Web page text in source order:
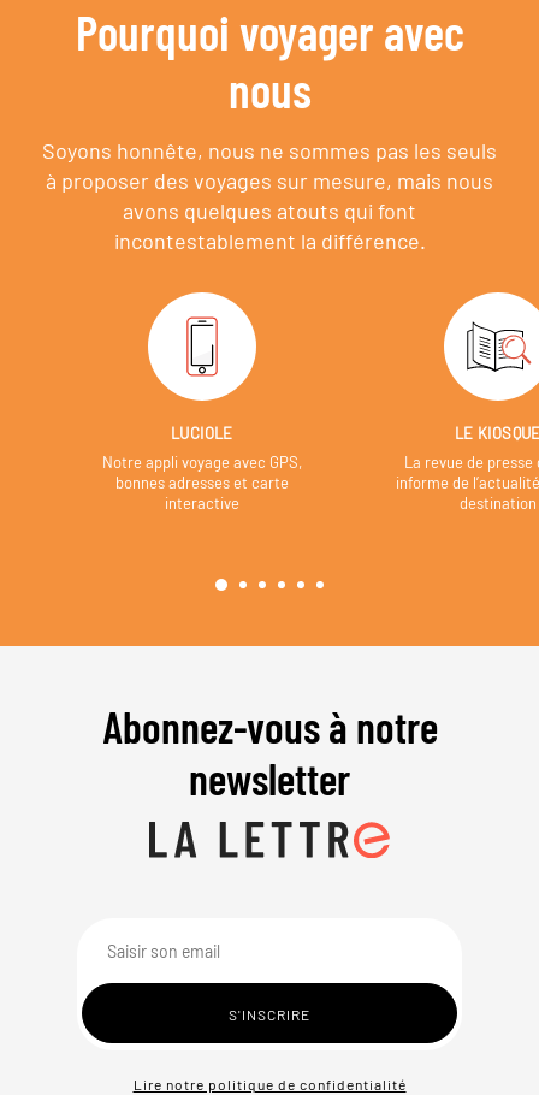
Pourquoi voyager avec
nous
Soyons honnête, nous ne sommes pas les seuls
à proposer des voyages sur mesure, mais nous
avons quelques atouts qui font
incontestablement la différence.
LUCIOLE
Notre appli voyage avec GPS,
bonnes adresses et carte
interactive
LE
La revue de presse
informe de
destination
Abonnez-vous à notre
newsletter
Lire notre politique de confidentialité